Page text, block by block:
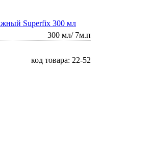
Superfix 300 мл
300 мл/ 7м.п
код товара: 22-52